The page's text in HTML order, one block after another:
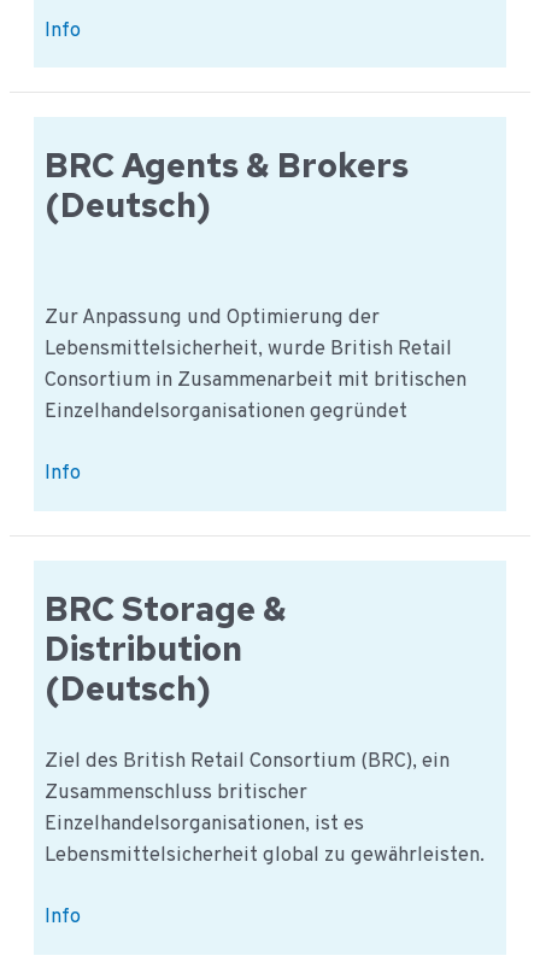
Global
Safety
Initiative
(Deutsch)
Info
BRC Agents & Brokers
(Deutsch)
Zur Anpassung und Optimierung der
Lebensmittelsicherheit, wurde British Retail
Consortium in Zusammenarbeit mit britischen
Einzelhandelsorganisationen gegründet
BRC
&
Brokers
(Deutsch)
Info
BRC Storage &
Distribution
(Deutsch)
Ziel des British Retail Consortium (BRC), ein
Zusammenschluss britischer
Einzelhandelsorganisationen, ist es
Lebensmittelsicherheit global zu gewährleisten.
BRC
Info